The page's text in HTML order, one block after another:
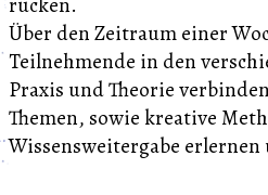
Über den Zeitraum einer
Teilnehmende in den
Praxis und Theorie
Themen, sowie kreative
Wissensweitergabe erlernen